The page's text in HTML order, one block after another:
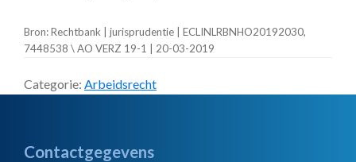
Bron: Rechtbank | jurisprudentie | ECLINLRBNHO20192030,
7448538 \ AO VERZ 19-1 | 20-03-2019
Categorie: Arbeidsrecht
Footer
Contactgegevens